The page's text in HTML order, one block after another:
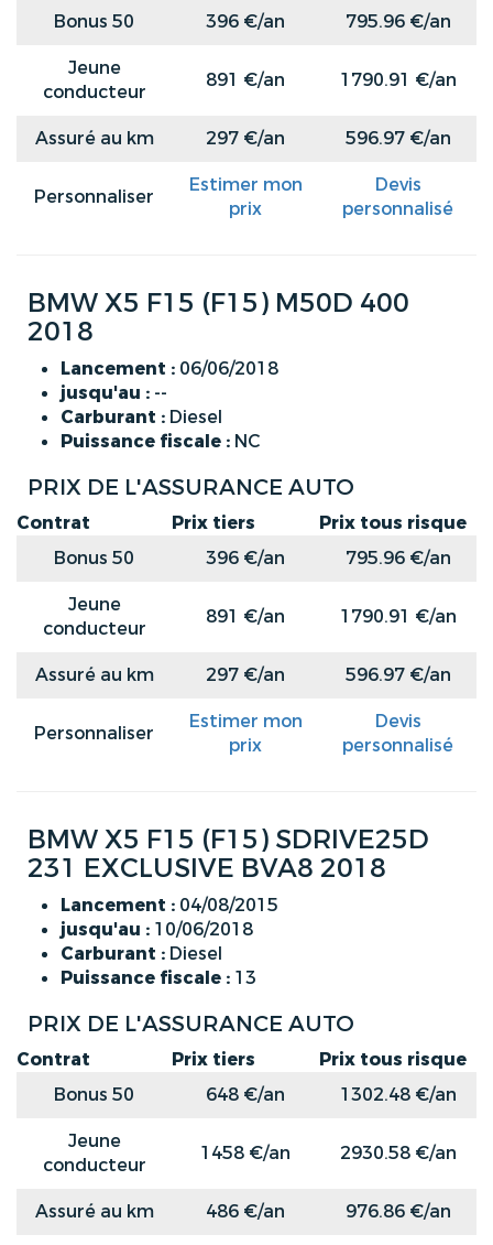
Bonus 50
396 €/an
795.96 €/an
Jeune
conducteur
891 €/an 1790.91 €/an
Assuré au km 297 €/an 596.97 €/an
Personnaliser
Estimer mon
prix
Devis
personnalisé
BMW X5 F15 (F15) M50D 400
2018
Lancement : 06/06/2018
jusqu'au : --
Carburant : Diesel
Puissance fiscale : NC
PRIX DE L'ASSURANCE AUTO
Contrat Prix tiers
Prix tous risque
Bonus 50
396 €/an
795.96 €/an
Jeune
conducteur
891 €/an 1790.91 €/an
Assuré au km 297 €/an 596.97 €/an
Personnaliser
Estimer mon
prix
Devis
personnalisé
BMW X5 F15 (F15) SDRIVE25D
231 EXCLUSIVE BVA8 2018
Lancement : 04/08/2015
jusqu'au : 10/06/2018
Carburant : Diesel
Puissance fiscale : 13
PRIX DE L'ASSURANCE AUTO
Contrat Prix tiers
Prix tous risque
Bonus 50
648 €/an
1302.48 €/an
Jeune
conducteur
1458 €/an 2930.58 €/an
Assuré au km 486 €/an 976.86 €/an